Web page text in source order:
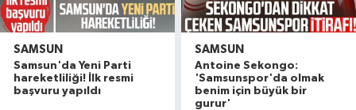
SAMSUN
Samsun'da Yeni Parti
hareketliliği! İlk resmi
başvuru yapıldı
SAMSUN
Antoine Sekongo:
'Samsunspor'da olmak
benim için büyük bir
gurur'